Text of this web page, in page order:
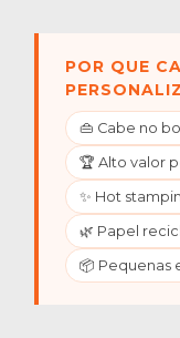
POR QUE
👜 Cabe no
🏆 Alto valor
✨ Hot
🌿 Papel
📦 Pequenas